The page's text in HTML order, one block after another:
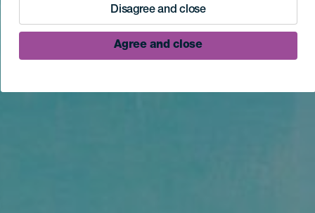
Disagree and close
Agree and close